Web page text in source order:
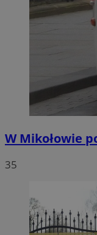
W Mikołowie
35